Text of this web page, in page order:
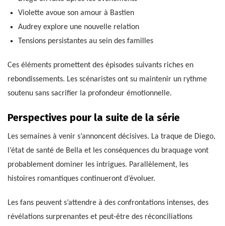
Violette avoue son amour à Bastien
Audrey explore une nouvelle relation
Tensions persistantes au sein des familles
Ces éléments promettent des épisodes suivants riches en
rebondissements. Les scénaristes ont su maintenir un rythme
soutenu sans sacrifier la profondeur émotionnelle.
Perspectives pour la suite de la série
Les semaines à venir s’annoncent décisives. La traque de Diego,
l’état de santé de Bella et les conséquences du braquage vont
probablement dominer les intrigues. Parallèlement, les
histoires romantiques continueront d’évoluer.
Les fans peuvent s’attendre à des confrontations intenses, des
révélations surprenantes et peut-être des réconciliations